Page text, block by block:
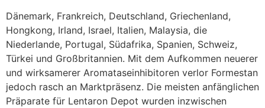
Dänemark, Frankreich, Deutschland, Griechenland,
Hongkong, Irland, Israel, Italien, Malaysia, die
Niederlande, Portugal, Südafrika, Spanien, Schweiz,
Türkei und Großbritannien. Mit dem Aufkommen neuerer
und wirksamerer Aromataseinhibitoren verlor Formestan
jedoch rasch an Marktpräsenz. Die meisten anfänglichen
Präparate für Lentaron Depot wurden inzwischen